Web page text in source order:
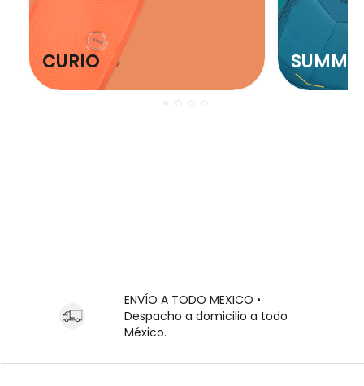
CURIO
ENVÍO A TODO MEXICO •
Despacho a domicilio a todo
México.